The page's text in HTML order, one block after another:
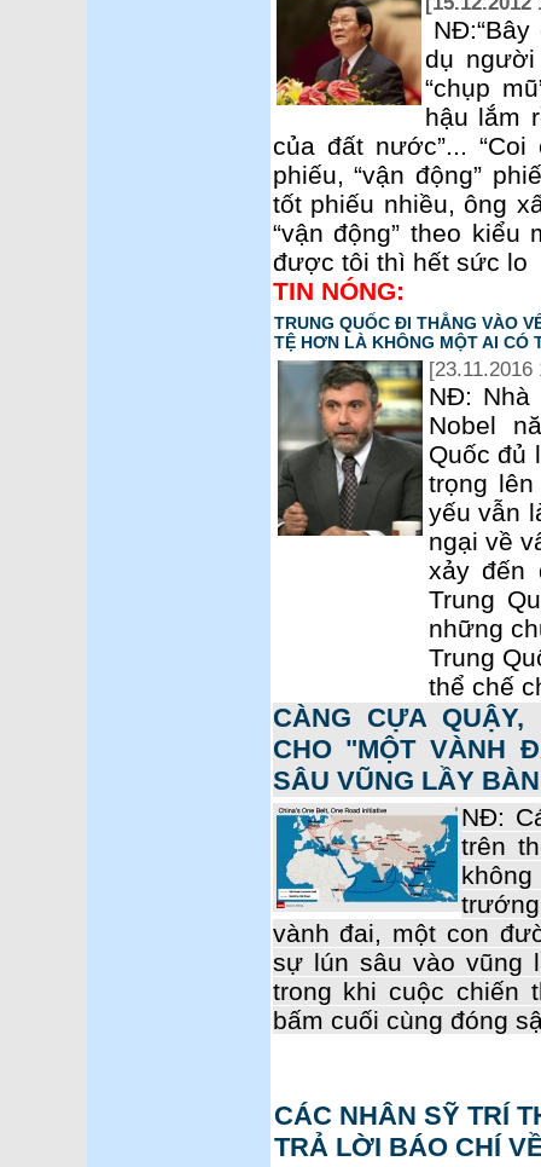
dụ
“chụp
hậu lắm
của đất nước”...
phiếu, “vận động”
tốt phiếu nhiều, ông
“vận động” theo
được tôi thì hết sức lo
TIN NÓNG:
TRUNG QUỐC ĐI THẲNG VÀO
TỆ HƠN LÀ KHÔNG MỘT AI CÓ
[23.11.2016
NĐ: Nhà
Nobel
Quốc đủ
trọng
yếu vẫn
ngại về
xảy đến
Trung
những
Trung
thể chế
CÀNG CỰA
CHO "MỘT VÀNH
SÂU VŨNG LẦY
NĐ:
trên
vành đai, một con
sự lún sâu vào vũng
trong khi cuộc chiến
bấm cuối cùng đóng
CÁC NHÂN SỸ TRÍ
TRẢ LỜI BÁO CHÍ